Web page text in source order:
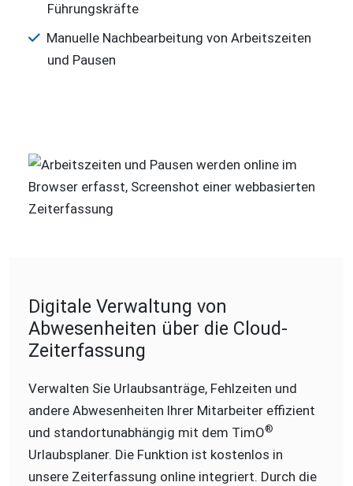
Führungskräfte
Manuelle Nachbearbeitung von Arbeitszeiten
und Pausen
Digitale Verwaltung von
Abwesenheiten über die Cloud-
Zeiterfassung
Verwalten Sie Urlaubsanträge, Fehlzeiten und
andere Abwesenheiten Ihrer Mitarbeiter effizient
und standortunabhängig mit dem TimO®
Urlaubsplaner. Die Funktion ist kostenlos in
unsere Zeiterfassung online integriert. Durch die